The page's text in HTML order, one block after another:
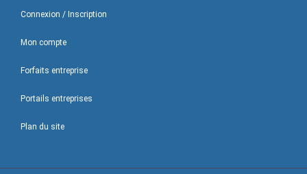
Connexion / Inscription
Mon compte
Forfaits entreprise
Portails entreprises
Plan du site